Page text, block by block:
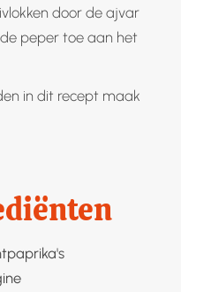
door de ajvar
peper toe aan het
in dit recept maak